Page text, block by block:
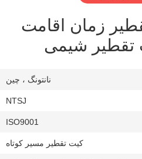
زمان اقامت
تقطیر شیمی
نانتونگ ، چین
NTSJ
ISO9001
کیت تقطیر مسیر کوتاه